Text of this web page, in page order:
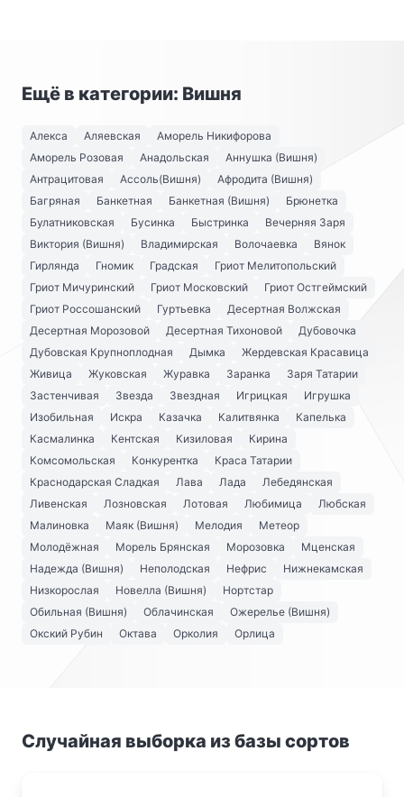
Ещё в категории: Вишня
Алекса Аляевская
Аморель Никифорова
Аморель Розовая
Анадольская
Аннушка (Вишня)
Антрацитовая
Ассоль(Вишня)
Афродита (Вишня)
Багряная
Банкетная Банкетная (Вишня)
Брюнетка
Булатниковская
Бусинка Быстринка
Вечерняя Заря
Виктория (Вишня)
Владимирская Волочаевка
Вянок
Гирлянда
Гномик Градская
Гриот Мелитопольский
Гриот Мичуринский
Гриот Московский
Гриот Остгеймский
Гриот Россошанский
Гуртьевка
Десертная Волжская
Десертная Морозовой
Десертная Тихоновой
Дубовочка
Дубовская Крупноплодная
Дымка
Жердевская Красавица
Живица
Жуковская Журавка Заранка
Заря Татарии
Застенчивая
Звезда Звездная Игрицкая
Игрушка
Изобильная
Искра Казачка Калитвянка
Капелька
Касмалинка
Кентская Кизиловая
Кирина
Комсомольская
Конкурентка
Краса Татарии
Краснодарская Сладкая
Лава Лада
Лебедянская
Ливенская
Лозновская Лотовая Любимица
Любская
Малиновка
Маяк (Вишня) Мелодия
Метеор
Молодёжная
Морель Брянская Морозовка
Мценская
Надежда (Вишня)
Неполодская Нефрис
Нижнекамская
Низкорослая
Новелла (Вишня)
Нортстар
Обильная (Вишня)
Облачинская
Ожерелье (Вишня)
Окский Рубин
Октава Орколия Орлица
Случайная выборка из базы сортов